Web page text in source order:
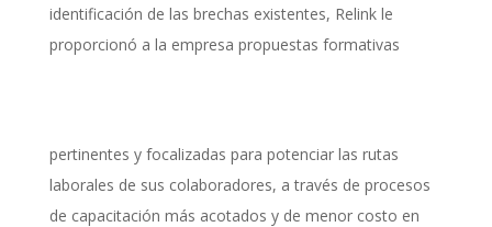
identificación de las brechas existentes, Relink le
proporcionó a la empresa propuestas formativas
pertinentes y focalizadas para potenciar las rutas
laborales de sus colaboradores, a través de procesos
de capacitación más acotados y de menor costo en